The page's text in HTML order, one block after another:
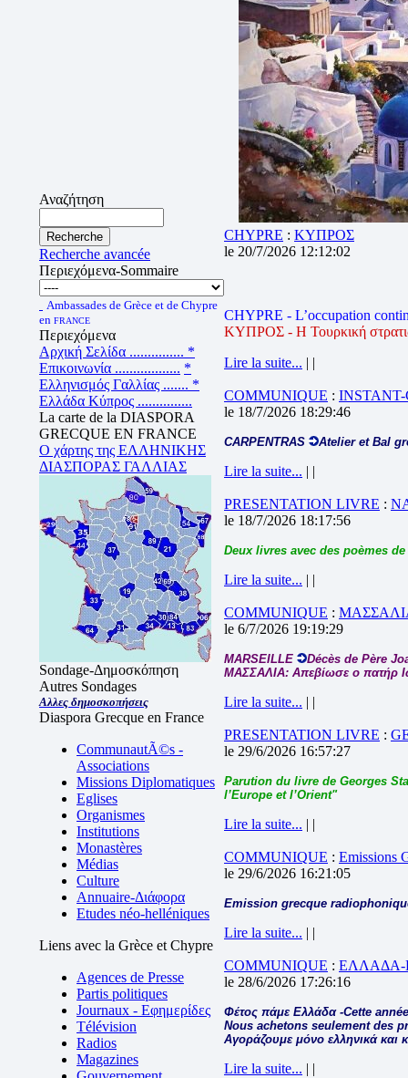
Αναζήτηση
Recherche avancée
Περιεχόμενα-Sommaire
Ambassades de Grèce et de Chypre
en FRANCE
Περιεχόμενα
Αρχική Σελίδα ............... *
Επικοινωνία .................. *
Ελληνισμός Γαλλίας ....... *
Ελλάδα Κύπρος ...............
La carte de la DIASPORA
GRECQUE EN FRANCE
Ο χάρτης της ΕΛΛΗΝΙΚΗΣ
ΔΙΑΣΠΟΡΑΣ ΓΑΛΛΙΑΣ
Sondage-Δημοσκόπηση
Autres Sondages
Αλλες δημοσκοπήσεις
Diaspora Grecque en France
CommunautÃ©s -
Associations
Missions Diplomatiques
Eglises
Organismes
Institutions
Monastères
Médias
Culture
Annuaire-Διάφορα
Etudes néo-helléniques
Liens avec la Grèce et Chypre
Agences de Presse
Partis politiques
Journaux - Εφημερίδες
Télévision
Radios
Magazines
CHYPRE : ΚΥΠΡΟΣ
le 20/7/2026 12:12:02
CHYPRE - L’occupation
ΚΥΠΡΟΣ - Η Τουρκική
Lire la suite... | |
COMMUNIQUE : INSTANT-
le 18/7/2026 18:29:46
CARPENTRAS Atelier et Bal
Lire la suite... | |
PRESENTATION LIVRE :
le 18/7/2026 18:17:56
Deux livres avec des poèmes
Lire la suite... | |
COMMUNIQUE :
le 6/7/2026 19:19:29
MARSEILLE
Décès de Père
ΜΑΣΣΑΛΙΑ: Απεβίωσε ο πατήρ
Lire la suite... | |
PRESENTATION LIVRE :
le 29/6/2026 16:57:27
Parution du livre de Georges
l’Europe et l’Orient"
Lire la suite... | |
COMMUNIQUE : Emissions
le 29/6/2026 16:21:05
Emission grecque
Lire la suite... | |
COMMUNIQUE :
le 28/6/2026 17:26:16
Φέτος πάμε Ελλάδα -Cette
Nous achetons seulement des
Αγοράζουμε μόνο ελληνικά και
Lire la suite... | |